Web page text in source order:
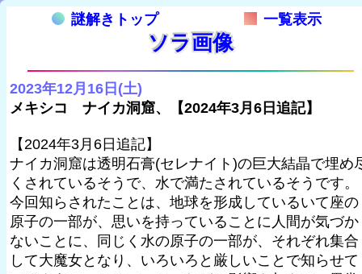
謎解きトップ 一覧表示
ソラ画像
2023年12月16日(土)
メキシコ ナイカ洞窟、【2024年3月6日追記】
【2024年3月6日追記】
ナイカ洞窟は透明石膏(セレナイト)の巨大結晶で埋め
くされているそうで、水で満たされているそうです。
今回知らされたことは、地球を形成しているいて座の
原子の一部が、思いを持っていることに人間が気づか
ないことに、同じく水の原子の一部が、それぞれ集合
して大魔女となり、いろいろと厳しいことで知らせて